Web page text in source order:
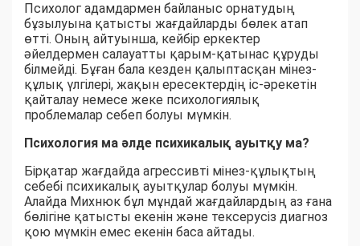
Психолог адамдармен байланыс орнатудың
бұзылуына қатысты жағдайларды бөлек атап
өтті. Оның айтуынша, кейбір еркектер
әйелдермен салауатты қарым-қатынас құруды
білмейді. Бұған бала кезден қалыптасқан мінез-
құлық үлгілері, жақын ересектердің іс-әрекетін
қайталау немесе жеке психологиялық
проблемалар себеп болуы мүмкін.
Психология ма әлде психикалық ауытқу ма?
Бірқатар жағдайда агрессивті мінез-құлықтың
себебі психикалық ауытқулар болуы мүмкін.
Алайда Михнюк бұл мұндай жағдайлардың аз ғана
бөлігіне қатысты екенін және тексерусіз диагноз
қою мүмкін емес екенін баса айтады.